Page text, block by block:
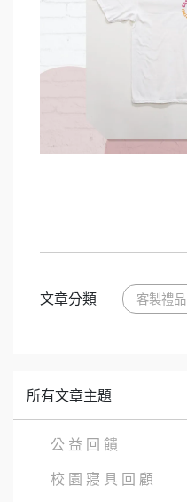
文章分類 客製禮品
所有文章主題
公 益 回 饋
校 園 寢 具 回 顧